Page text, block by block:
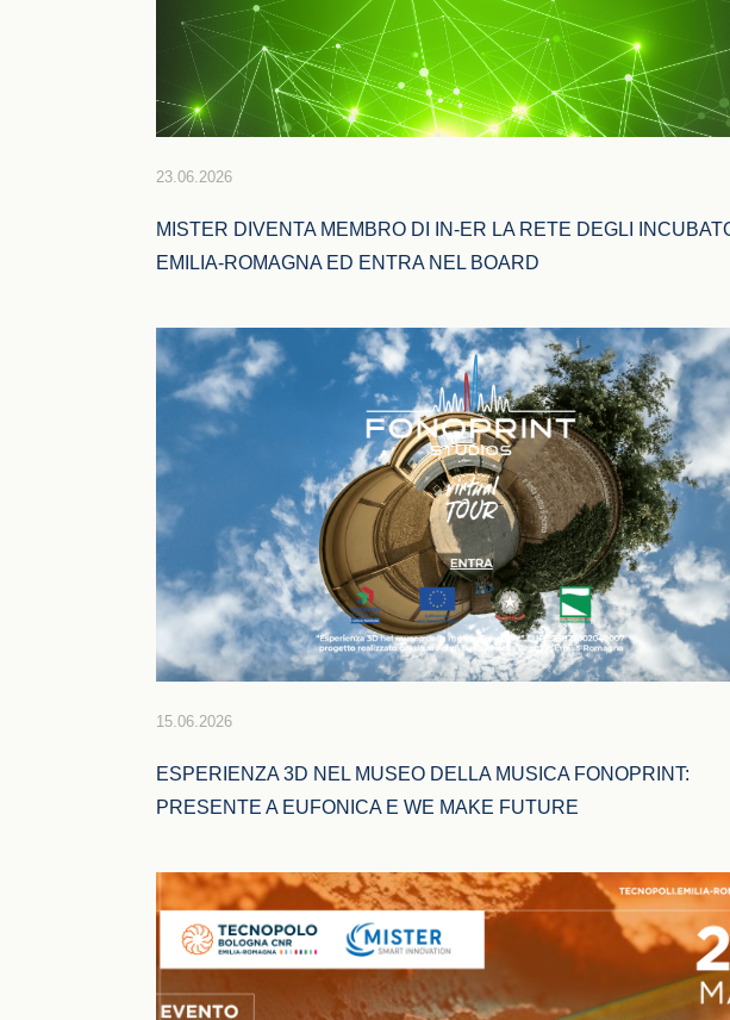
23.06.2026
MISTER DIVENTA MEMBRO DI IN-ER LA RETE DEGLI
EMILIA-ROMAGNA ED ENTRA NEL BOARD
15.06.2026
ESPERIENZA 3D NEL MUSEO DELLA MUSICA FONOPRINT:
PRESENTE A EUFONICA E WE MAKE FUTURE